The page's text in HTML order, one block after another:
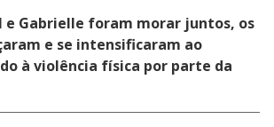
e Gabrielle foram morar juntos, os
e se intensificaram ao
à violência física por parte da